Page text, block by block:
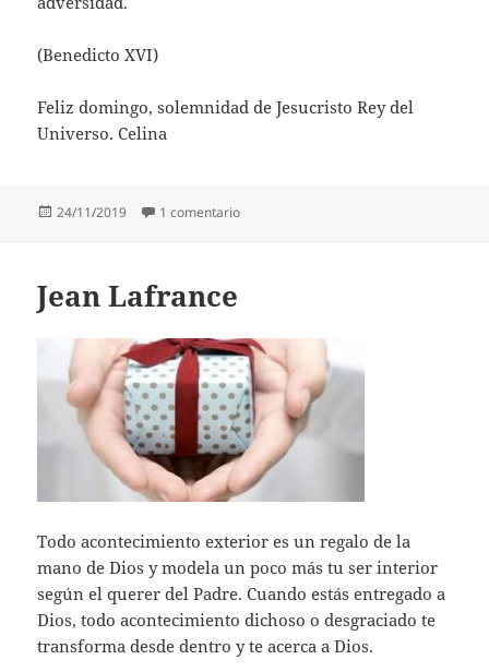
(Benedicto XVI)
Feliz domingo, solemnidad de Jesucristo Rey del
Universo. Celina
Publicado
24/11/2019 1 comentarioen Benedicto XVI
Jean Lafrance
Todo acontecimiento exterior es un regalo de la
mano de Dios y modela un poco más tu ser interior
según el querer del Padre. Cuando estás entregado a
Dios, todo acontecimiento dichoso o desgraciado te
transforma desde dentro y te acerca a Dios.